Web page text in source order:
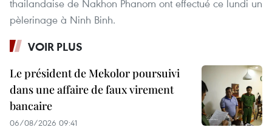
thailandaise de Nakhon Phanom ont effectué ce lundi un
pèlerinage à Ninh Binh.
VOIR PLUS
Le président de Mekolor poursuivi
dans une affaire de faux virement
bancaire
06/08/2026 09:41